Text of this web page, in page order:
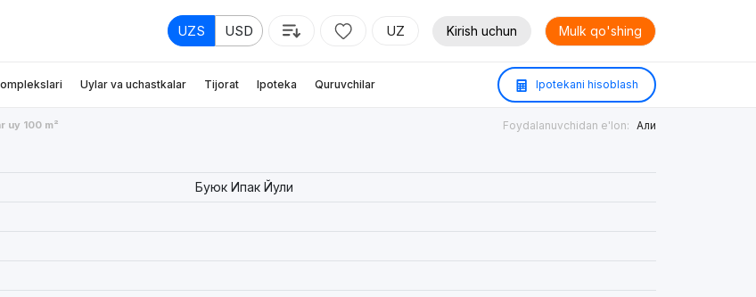
UZS USD UZ Kirish uchun Mulk qo'shing
Uylar va uchastkalar Tijorat Ipoteka Quruvchilar Ipotekani hisoblash
uy 100 m² Foydalanuvchidan e'lon: Али
Буюк Ипак Йули